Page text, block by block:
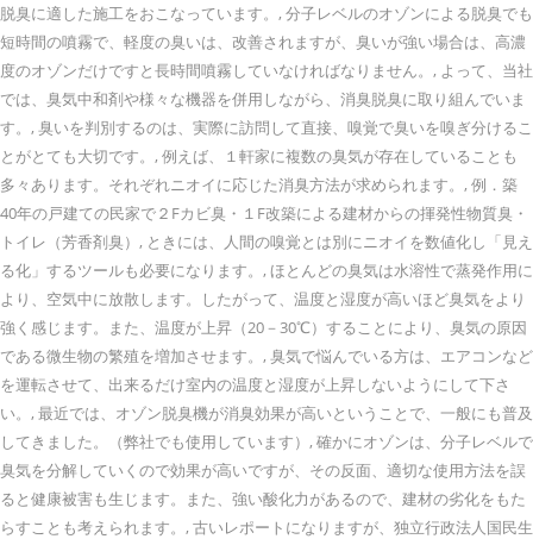
脱臭に適した施工をおこなっています。, 分子レベルのオゾンによる脱臭でも
短時間の噴霧で、軽度の臭いは、改善されますが、臭いが強い場合は、高濃
度のオゾンだけですと長時間噴霧していなければなりません。, よって、当社
では、臭気中和剤や様々な機器を併用しながら、消臭脱臭に取り組んでいま
す。, 臭いを判別するのは、実際に訪問して直接、嗅覚で臭いを嗅ぎ分けるこ
とがとても大切です。, 例えば、１軒家に複数の臭気が存在していることも
多々あります。それぞれニオイに応じた消臭方法が求められます。, 例．築
40年の戸建ての民家で２Fカビ臭・１F改築による建材からの揮発性物質臭・
トイレ（芳香剤臭）, ときには、人間の嗅覚とは別にニオイを数値化し「見え
る化」するツールも必要になります。, ほとんどの臭気は水溶性で蒸発作用に
より、空気中に放散します。したがって、温度と湿度が高いほど臭気をより
強く感じます。また、温度が上昇（20－30℃）することにより、臭気の原因
である微生物の繁殖を増加させます。, 臭気で悩んでいる方は、エアコンなど
を運転させて、出来るだけ室内の温度と湿度が上昇しないようにして下さ
い。, 最近では、オゾン脱臭機が消臭効果が高いということで、一般にも普及
してきました。（弊社でも使用しています）, 確かにオゾンは、分子レベルで
臭気を分解していくので効果が高いですが、その反面、適切な使用方法を誤
ると健康被害も生じます。また、強い酸化力があるので、建材の劣化をもた
らすことも考えられます。, 古いレポートになりますが、独立行政法人国民生